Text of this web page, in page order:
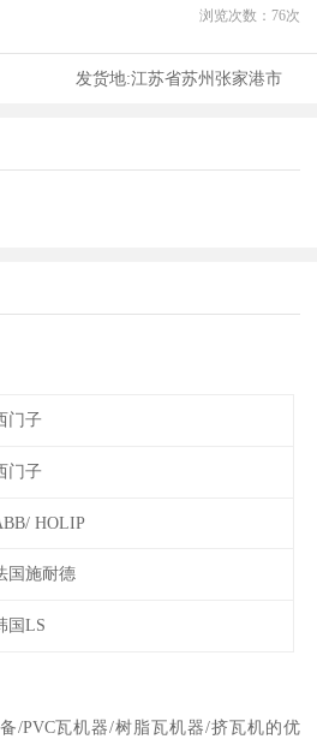
浏览次数： 76次
发货地:江苏省苏州张家港市
门子
门子
HOLIP
国施耐德
国LS
/PVC瓦机器/树脂瓦机器/挤瓦机的优